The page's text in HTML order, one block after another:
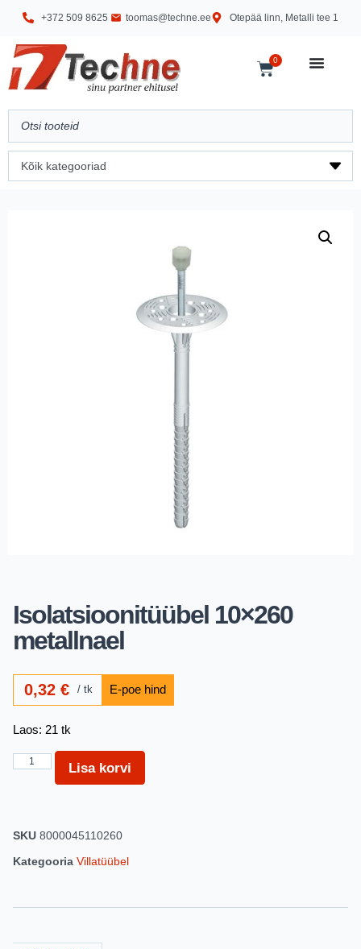
+372 509 8625 toomas@techne.ee Otepää linn, Metalli tee 1
0
Isolatsioonitüübel 10×260
metallnael
0,32€ tk
Laos: 21 tk
Lisa korvi
SKU 8000045110260
Kategooria Villatüübel